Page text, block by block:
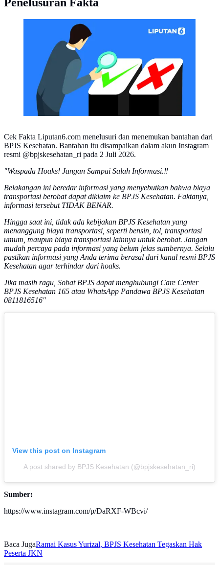
Penelusuran Fakta
CEK FAKTA Liputan6 (Liputan6.com/Abdillah)
Cek Fakta Liputan6.com menelusuri dan menemukan bantahan dari
BPJS Kesehatan. Bantahan itu disampaikan dalam akun Instagram
resmi @bpjskesehatan_ri pada 2 Juli 2026.
"Waspada Hoaks! Jangan Sampai Salah Informasi.‼️
Belakangan ini beredar informasi yang menyebutkan bahwa biaya
transportasi berobat dapat diklaim ke BPJS Kesehatan. Faktanya,
informasi tersebut TIDAK BENAR.
Hingga saat ini, tidak ada kebijakan BPJS Kesehatan yang
menanggung biaya transportasi, seperti bensin, tol, transportasi
umum, maupun biaya transportasi lainnya untuk berobat. Jangan
mudah percaya pada informasi yang belum jelas sumbernya. Selalu
pastikan informasi yang Anda terima berasal dari kanal resmi BPJS
Kesehatan agar terhindar dari hoaks.
Jika masih ragu, Sobat BPJS dapat menghubungi Care Center
BPJS Kesehatan 165 atau WhatsApp Pandawa BPJS Kesehatan
0811816516"
View this post on Instagram
A post shared by BPJS Kesehatan (@bpjskesehatan_ri)
Sumber:
https://www.instagram.com/p/DaRXF-WBcvi/
Baca JugaRamai Kasus Yurizal, BPJS Kesehatan Tegaskan Hak
Peserta JKN